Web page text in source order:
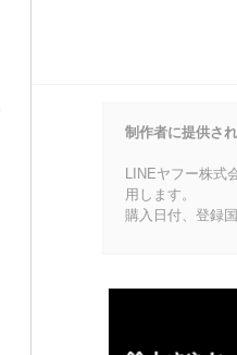
制作者に提供さ
LINEヤフー株式
用します。
購入日付、登録